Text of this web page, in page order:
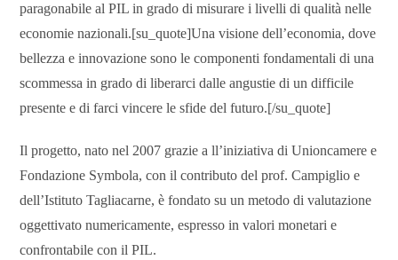
paragonabile al PIL in grado di misurare i livelli di qualità nelle
economie nazionali.[su_quote]Una visione dell’economia, dove
bellezza e innovazione sono le componenti fondamentali di una
scommessa in grado di liberarci dalle angustie di un difficile
presente e di farci vincere le sfide del futuro.[/su_quote]
Il progetto, nato nel 2007 grazie a ll’iniziativa di Unioncamere e
Fondazione Symbola, con il contributo del prof. Campiglio e
dell’Istituto Tagliacarne, è fondato su un metodo di valutazione
oggettivato numericamente, espresso in valori monetari e
confrontabile con il PIL.